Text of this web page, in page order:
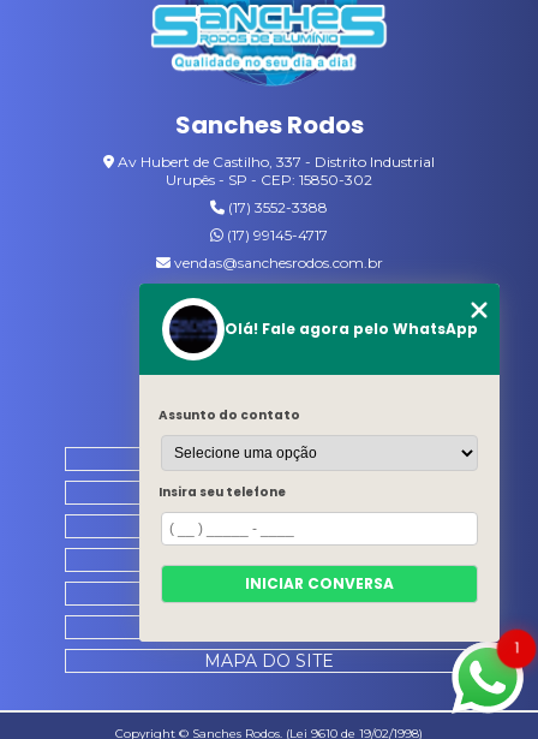
Sanches Rodos
Av Hubert de Castilho, 337 - Distrito Industrial
Urupês - SP - CEP: 15850-302
(17) 3552-3388
(17) 99145-4717
vendas@sanchesrodos.com.br
Siga-nos
MENU
HOME
QUEM SOMOS
PRODUTOS
CATÁLOGO
CONTATO
MAPA DO SITE
Copyright © Sanches Rodos. (Lei 9610 de 19/02/1998)
1
Olá! Fale agora pelo WhatsApp
Assunto do contato
Insira seu telefone
INICIAR CONVERSA